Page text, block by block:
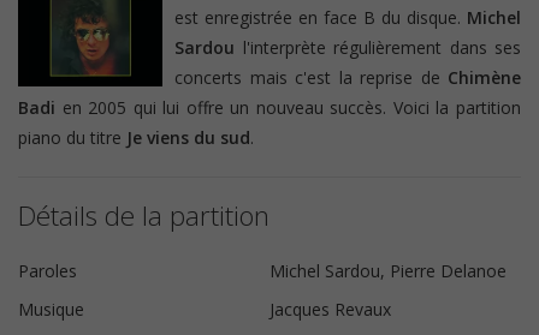
est enregistrée en face B du disque. Michel
Sardou l'interprète régulièrement dans ses
concerts mais c'est la reprise de Chimène
Badi en 2005 qui lui offre un nouveau succès. Voici la partition
piano du titre Je viens du sud.
Détails de la partition
Paroles
Michel Sardou, Pierre Delanoe
Musique
Jacques Revaux